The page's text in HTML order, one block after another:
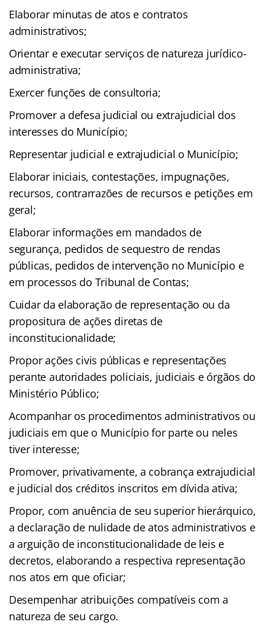
Elaborar minutas de atos e contratos
administrativos;
Orientar e executar serviços de natureza jurídico-
administrativa;
Exercer funções de consultoria;
Promover a defesa judicial ou extrajudicial dos
interesses do Município;
Representar judicial e extrajudicial o Município;
Elaborar iniciais, contestações, impugnações,
recursos, contrarrazões de recursos e petições em
geral;
Elaborar informações em mandados de
segurança, pedidos de sequestro de rendas
públicas, pedidos de intervenção no Município e
em processos do Tribunal de Contas;
Cuidar da elaboração de representação ou da
propositura de ações diretas de
inconstitucionalidade;
Propor ações civis públicas e representações
perante autoridades policiais, judiciais e órgãos do
Ministério Público;
Acompanhar os procedimentos administrativos ou
judiciais em que o Município for parte ou neles
tiver interesse;
Promover, privativamente, a cobrança extrajudicial
e judicial dos créditos inscritos em dívida ativa;
Propor, com anuência de seu superior hierárquico,
a declaração de nulidade de atos administrativos e
a arguição de inconstitucionalidade de leis e
decretos, elaborando a respectiva representação
nos atos em que oficiar;
Desempenhar atribuições compatíveis com a
natureza de seu cargo.